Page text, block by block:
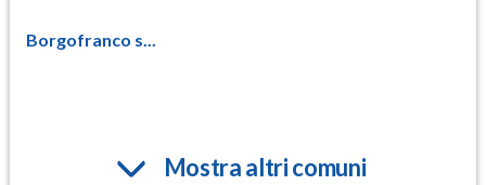
Borgofranco s...
Mostra altri comuni